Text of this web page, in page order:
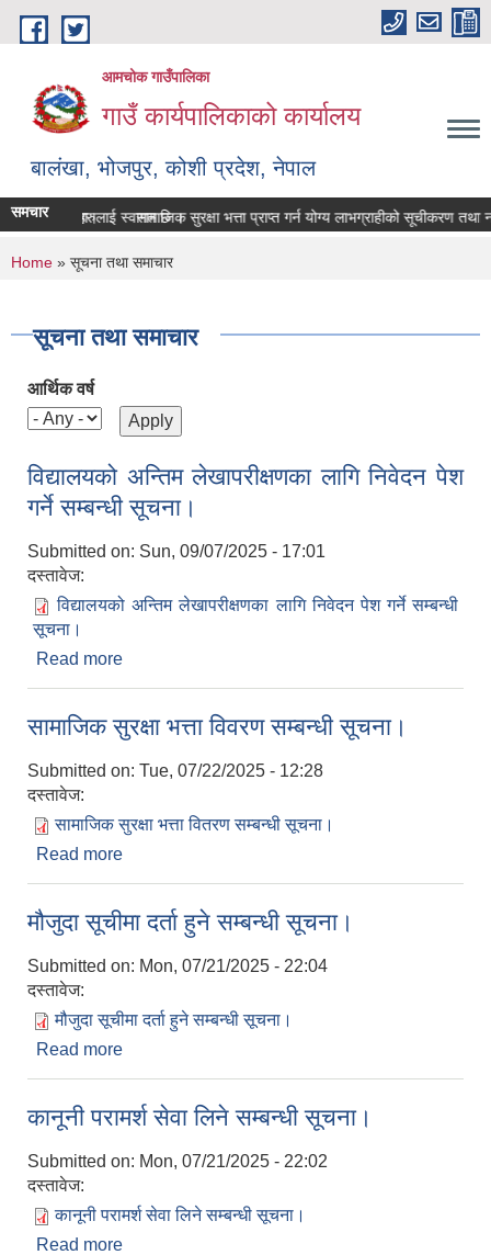
Skip to main content
आमचोक गाउँपालिका
गाउँ कार्यपालिकाको कार्यालय
बालंखा, भोजपुर, कोशी प्रदेश, नेपाल
मा यहाँहरुलाई स्वागत छ ।
समचार
गर्ने सम्बन्धमा। सामाजिक सुरक्षा भत्ता प्राप्‍त गर्न योग्य लाभग्राहीको सूचीकरण तथा
You are here
Home » सूचना तथा समाचार
सूचना तथा समाचार
आर्थिक वर्ष
विद्यालयको अन्तिम लेखापरीक्षणका लागि निवेदन पेश
गर्ने सम्बन्धी सूचना।
Submitted on: Sun, 09/07/2025 - 17:01
दस्तावेज:
विद्यालयको अन्तिम लेखापरीक्षणका लागि निवेदन पेश गर्ने सम्बन्धी
सूचना।
Read more
सामाजिक सुरक्षा भत्ता विवरण सम्बन्धी सूचना।
Submitted on: Tue, 07/22/2025 - 12:28
दस्तावेज:
सामाजिक सुरक्षा भत्ता वितरण सम्बन्धी सूचना।
Read more
मौजुदा सूचीमा दर्ता हुने सम्बन्धी सूचना।
Submitted on: Mon, 07/21/2025 - 22:04
दस्तावेज:
मौजुदा सूचीमा दर्ता हुने सम्बन्धी सूचना।
Read more
कानूनी परामर्श सेवा लिने सम्बन्धी सूचना।
Submitted on: Mon, 07/21/2025 - 22:02
दस्तावेज:
कानूनी परामर्श सेवा लिने सम्बन्धी सूचना।
Read more